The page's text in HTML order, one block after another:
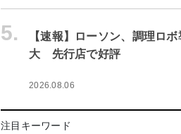
5.
【速報】ローソン、調理ロ
大 先行店で好評
2026.08.06
注目キーワード